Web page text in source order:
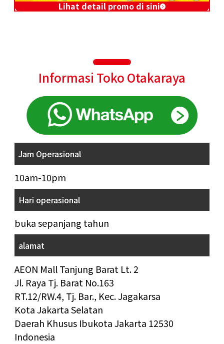
Lihat detail promo di sini
Informasi Toko Otakaraya
Jam Operasional
10am-10pm
Hari operasional
buka sepanjang tahun
alamat
AEON Mall Tanjung Barat Lt. 2
Jl. Raya Tj. Barat No.163
RT.12/RW.4, Tj. Bar., Kec. Jagakarsa
Kota Jakarta Selatan
Daerah Khusus Ibukota Jakarta 12530
Indonesia